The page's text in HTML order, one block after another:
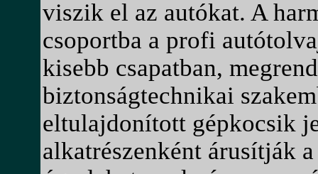
viszik el az autókat. A
csoportba a profi
kisebb csapatban,
biztonságtechnikai
eltulajdonított gépkocsik
alkatrészenként árusítják